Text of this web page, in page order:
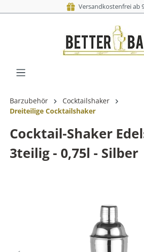
Versandkostenfrei ab
Barzubehör
Cocktailshaker
Dreiteilige Cocktailshaker
Cocktail-Shaker
3teilig - 0,75l - Silber